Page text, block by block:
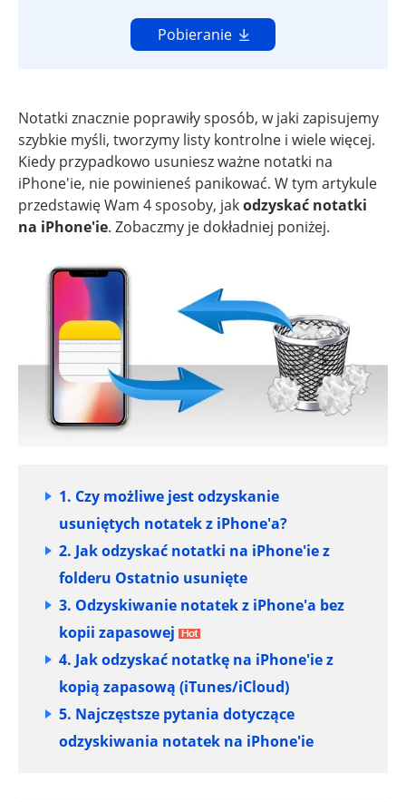
Pobieranie
Notatki znacznie poprawiły sposób, w jaki zapisujemy
szybkie myśli, tworzymy listy kontrolne i wiele więcej.
Kiedy przypadkowo usuniesz ważne notatki na
iPhone'ie, nie powinieneś panikować. W tym artykule
przedstawię Wam 4 sposoby, jakodzyskać notatki
na iPhone'ie. Zobaczmy je dokładniej poniżej.
1. Czy możliwe jest odzyskanie
usuniętych notatek z iPhone'a?
2. Jak odzyskać notatki na iPhone'ie z
folderu Ostatnio usunięte
3. Odzyskiwanie notatek z iPhone'a bez
kopii zapasowej
4. Jak odzyskać notatkę na iPhone'ie z
kopią zapasową (iTunes/iCloud)
5. Najczęstsze pytania dotyczące
odzyskiwania notatek na iPhone'ie